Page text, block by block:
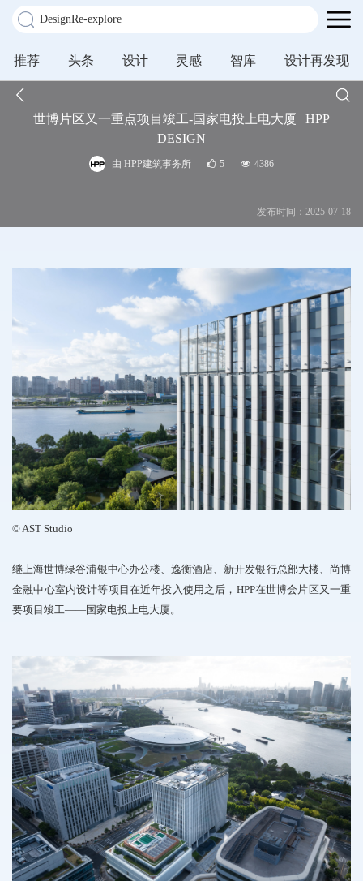
推荐 头条 设计 灵感 智库 设计再发现
世博片区又一重点项目竣工-国家电投上电大厦 | HPP
DESIGN
由 HPP建筑事务所 5 4386
发布时间：2025-07-18
©AST Studio
继上海世博绿谷浦银中心办公楼、逸衡酒店、 新开发银行总部大楼、尚博
金融中心室内设计等项目 在近年投入使用之后， HPP在世博会片区又一重
要项目 竣工——国家电投上电大厦。